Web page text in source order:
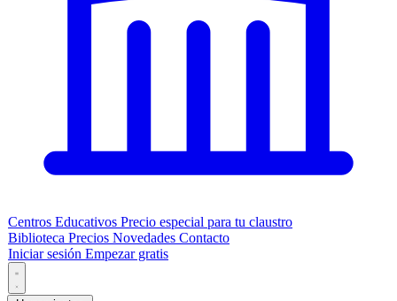
Centros Educativos Precio especial para tu claustro
Biblioteca Precios Novedades Contacto
Iniciar sesión Empezar gratis